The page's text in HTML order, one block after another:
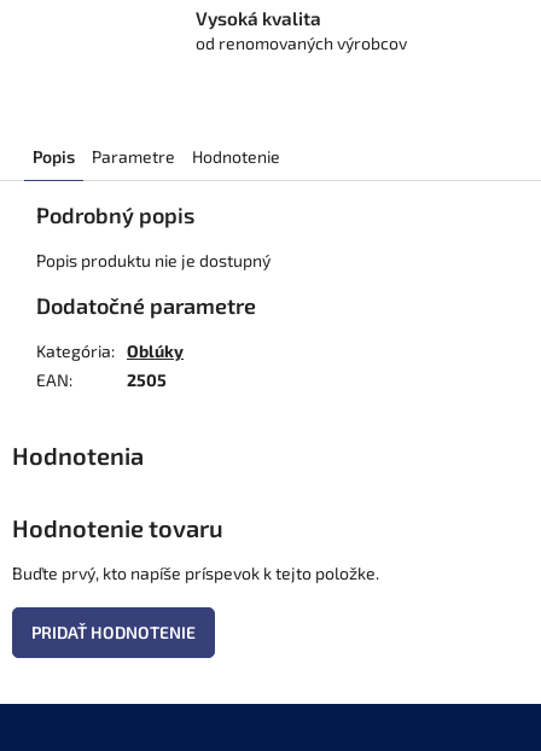
Vysoká kvalita
od renomovaných výrobcov
Popis Parametre Hodnotenie
Podrobný popis
Popis produktu nie je dostupný
Dodatočné parametre
Kategória: Oblúky
EAN: 2505
Hodnotenie tovaru
Buďte prvý, kto napíše príspevok k tejto položke.
PRIDAŤ HODNOTENIE